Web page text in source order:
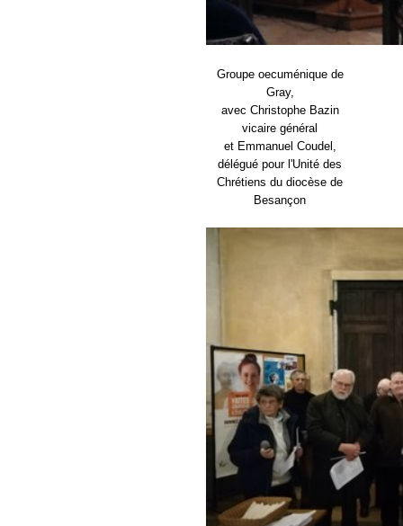
Groupe oecuménique de
Gray,
avec Christophe Bazin
vicaire général
et Emmanuel Coudel,
délégué pour l'Unité des
Chrétiens du diocèse de
Besançon